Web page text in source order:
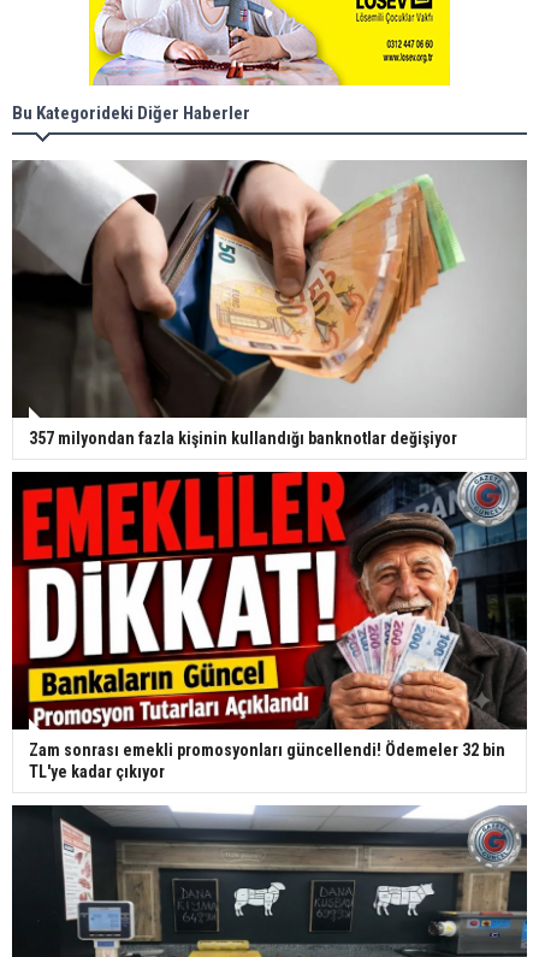
Bu Kategorideki Diğer Haberler
357 milyondan fazla kişinin kullandığı banknotlar değişiyor
Zam sonrası emekli promosyonları güncellendi! Ödemeler 32 bin
TL'ye kadar çıkıyor